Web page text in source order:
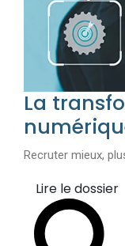
La
Recruter mieux,
Lire le dossier